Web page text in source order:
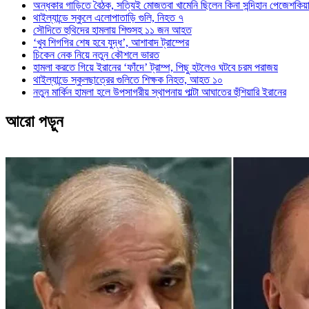
অন্ধকার গাড়িতে বৈঠক, সত্যিই মোজতবা খামেনি ছিলেন কিনা সন্দিহান
থাইল্যান্ডে স্কুলে এলোপাতাড়ি গুলি, নিহত ৭
সৌদিতে হুথিদের হামলায় শিশুসহ ১১ জন আহত
‘খুব শিগগির শেষ হবে যুদ্ধ’, আশাবাদ ট্রাম্পের
চিকেন নেক নিয়ে নতুন কৌশলে ভারত
হামলা করতে গিয়ে ইরানের ‘ফাঁদে’ ট্রাম্প, পিছু হটলেও ঘটবে চরম পরাজয়
থাইল্যান্ডে স্কুলছাত্রের গুলিতে শিক্ষক নিহত, আহত ১০
নতুন মার্কিন হামলা হলে উপসাগরীয় স্থাপনায় পাল্টা আঘাতের হুঁশিয়ারি ইরানের
আরো পড়ুন